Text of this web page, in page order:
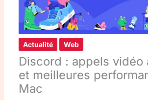
Actualité Web
Discord : appels vidéo
et meilleures
Mac